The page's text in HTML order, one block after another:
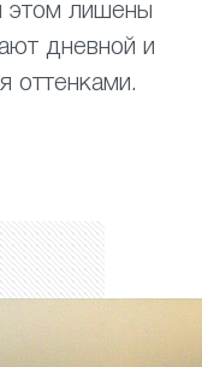
этом лишены
дневной и
оттенками.